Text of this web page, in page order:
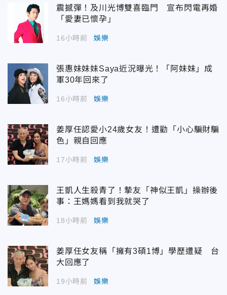
震撼彈！及川光博雙喜臨門 宣布閃電再婚
「愛妻已懷孕」
16小時前 娛樂
張惠妹妹妹Saya近況曝光！「阿妹妹」成
軍30年回來了
16小時前 娛樂
姜厚任認愛小24歲女友！遭勸「小心騙財騙
色」親自回應
17小時前 娛樂
王凱人生殺青了！摯友「神似王凱」操辦後
事：王媽媽看到我就哭了
18小時前 娛樂
姜厚任女友稱「擁有3碩1博」學歷遭疑 台
大回應了
19小時前 娛樂